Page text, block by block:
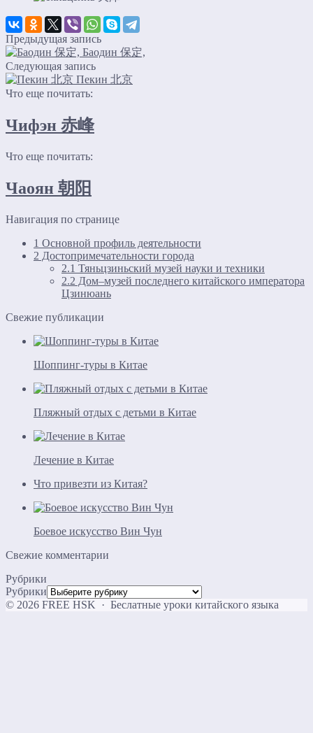
Предыдущая запись
Баодин 保定,
Следующая запись
Пекин 北京
Что еще почитать:
Чифэн 赤峰
Что еще почитать:
Чаоян 朝阳
Навигация по странице
1 Основной профиль деятельности
2 Достопримечательности города
2.1 Тяньцзиньский музей науки и техники
2.2 Дом–музей последнего китайского императора
Цзинюань
Свежие публикации
Шоппинг-туры в Китае
Пляжный отдых с детьми в Китае
Лечение в Китае
Что привезти из Китая?
Боевое искусство Вин Чун
Свежие комментарии
Рубрики
Рубрики
© 2026 FREE HSK · Беслатные уроки китайского языка